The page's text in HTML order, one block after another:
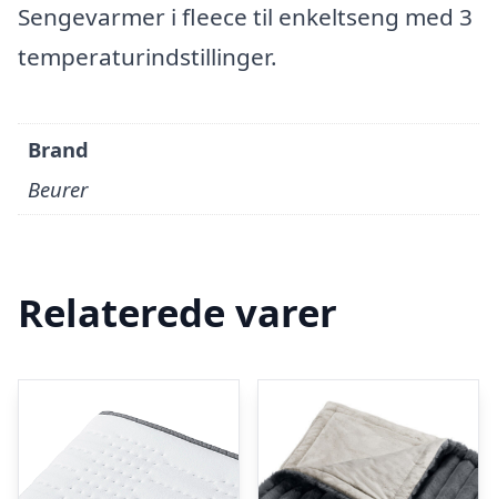
Sengevarmer i fleece til enkeltseng med 3
temperaturindstillinger.
Brand
Beurer
Relaterede varer